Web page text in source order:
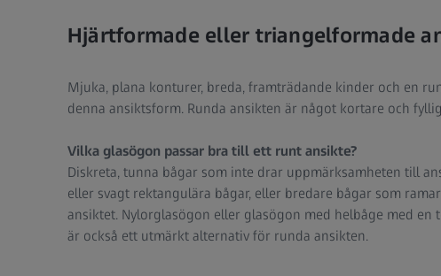
Hjärtformade eller triangelformade
Mjuka, plana konturer, breda, framträdande kinder och en
denna ansiktsform. Runda ansikten är något kortare och
Vilka glasögon passar bra till ett runt ansikte?
Diskreta, tunna bågar som inte drar uppmärksamheten till
eller svagt rektangulära bågar, eller bredare bågar som
ansiktet. Nylorglasögon eller glasögon med helbåge med en
är också ett utmärkt alternativ för runda ansikten.